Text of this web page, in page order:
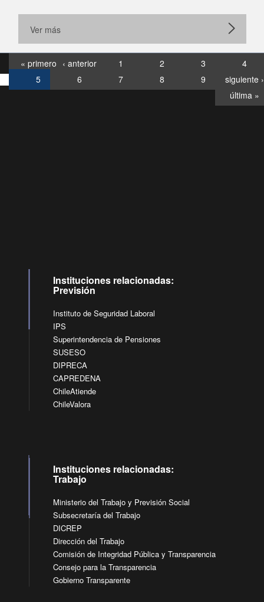
Ver más
« primero ‹ anterior 1 2 3
4
5
6 7 8 9
siguiente ›
última »
Instituciones relacionadas:
Previsión
Instituto de Seguridad Laboral
IPS
Superintendencia de Pensiones
SUSESO
DIPRECA
CAPREDENA
ChileAtiende
ChileValora
Instituciones relacionadas:
Trabajo
Ministerio del Trabajo y Previsión Social
Subsecretaría del Trabajo
DICREP
Dirección del Trabajo
Comisión de Integridad Pública y Transparencia
Consejo para la Transparencia
Gobierno Transparente